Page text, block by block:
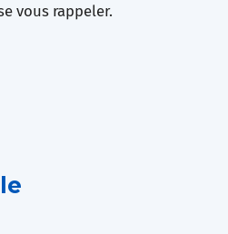
vous rappeler.